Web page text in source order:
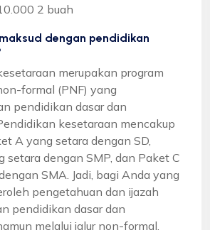
2 buah
dengan pendidikan
merupakan program
formal (PNF) yang
pendidikan dasar dan
kesetaraan mencakup
A yang setara dengan SD,
setara dengan SMP, dan Paket C
SMA. Jadi, bagi Anda yang
pengetahuan dan ijazah
pendidikan dasar dan
melalui jalur non-formal,